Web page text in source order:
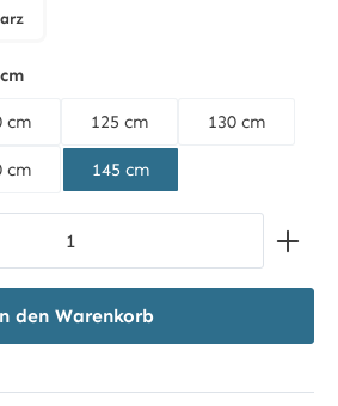
cm 125 cm 130 cm
cm 145 cm
den gewünschten Wert ein
den Warenkorb